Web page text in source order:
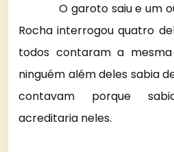
O garoto saiu e um
Rocha interrogou quatro
todos contaram a mesma
ninguém além deles sabia
contavam porque
acreditaria neles.